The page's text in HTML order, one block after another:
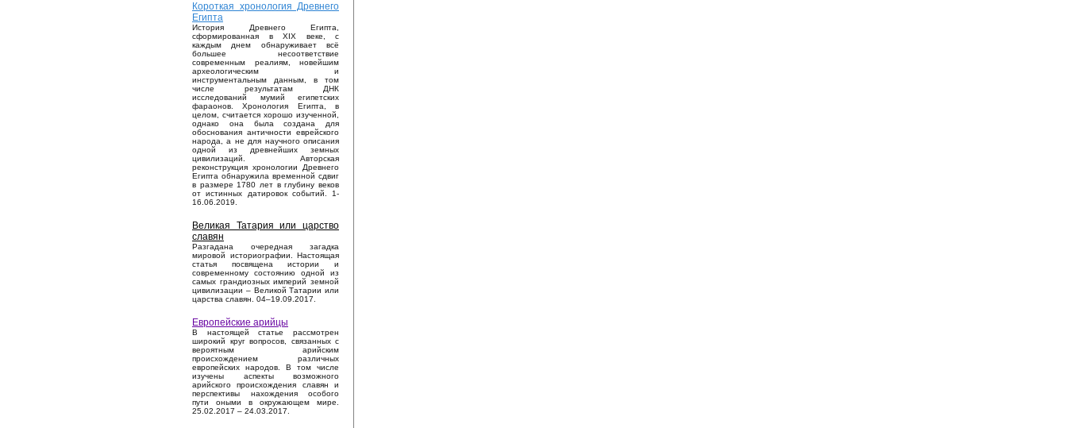
Короткая хронология Древнего
Египта
История Древнего Египта,
сформированная в XIX веке, с
каждым днем обнаруживает всё
большее несоответствие
современным реалиям, новейшим
археологическим и
инструментальным данным, в том
числе результатам ДНК
исследований мумий египетских
фараонов. Хронология Египта, в
целом, считается хорошо изученной,
однако она была создана для
обоснования античности еврейского
народа, а не для научного описания
одной из древнейших земных
цивилизаций. Авторская
реконструкция хронологии Древнего
Египта обнаружила временной сдвиг
в размере 1780 лет в глубину веков
от истинных датировок событий. 1-
16.06.2019.
Великая Татария или царство
славян
Разгадана очередная загадка
мировой историографии. Настоящая
статья посвящена истории и
современному состоянию одной из
самых грандиозных империй земной
цивилизации – Великой Татарии или
царства славян. 04–19.09.2017.
Европейские арийцы
В настоящей статье рассмотрен
широкий круг вопросов, связанных с
вероятным арийским
происхождением различных
европейских народов. В том числе
изучены аспекты возможного
арийского происхождения славян и
перспективы нахождения особого
пути оными в окружающем мире.
25.02.2017 – 24.03.2017.